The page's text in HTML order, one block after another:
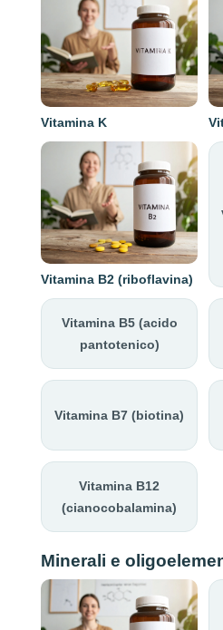
Vitamina K
Vitamina B2 (riboflavina)
Vitamina B5 (acido
pantotenico)
Vitamina B7 (biotina)
Vitamina B12
(cianocobalamina)
Minerali e